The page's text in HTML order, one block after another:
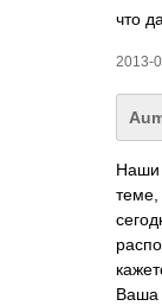
что
2013-
Наши
теме,
Ваша